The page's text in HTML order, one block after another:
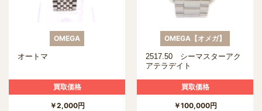
OMEGA
オートマ
買取価格
￥2,000円
OMEGA【オメガ】
2517.50 シーマスターアク
アテラデイト
買取価格
￥100,000円